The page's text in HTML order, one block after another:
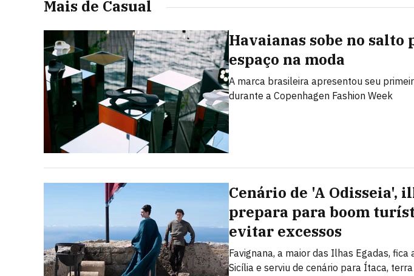
Mais de Casual
Havaianas sobe no
espaço na moda
A marca brasileira apresentou seu
durante a Copenhagen Fashion Week
Cenário de 'A Odisseia',
prepara para boom
evitar excessos
Favignana, a maior das Ilhas Egadas,
Sicília e serviu de cenário para Ítaca,